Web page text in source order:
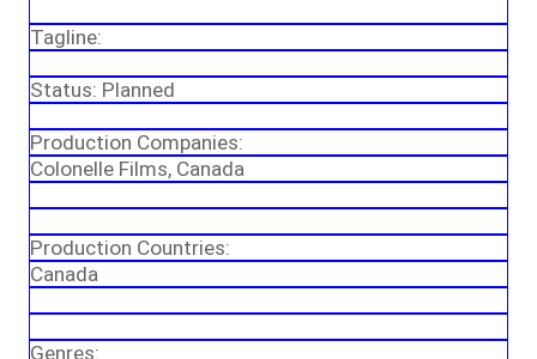
Tagline:
Status: Planned
Production Companies:
Colonelle Films, Canada
Production Countries:
Canada
Genres: